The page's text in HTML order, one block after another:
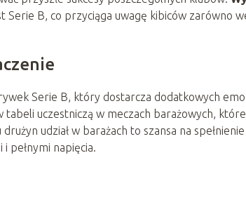
Serie B, co przyciąga uwagę kibiców zarówno
Serie B, który dostarcza dodatkowych
tabeli uczestniczą w meczach barażowych, które
udział w barażach to szansa na spełnienie
pełnymi napięcia.